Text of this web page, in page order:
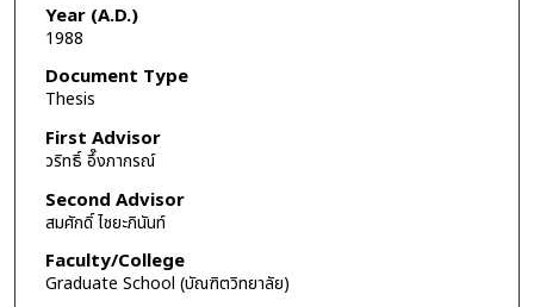
Year (A.D.)
1988
Document Type
Thesis
First Advisor
วริทธิ์ อึ๊งภากรณ์
Second Advisor
สมศักดิ์ ไชยะภินันท์
Faculty/College
Graduate School (บัณฑิตวิทยาลัย)